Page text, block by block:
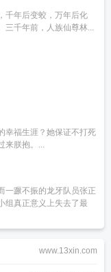
千年后变蛟，万年后化
三千年前，人族仙尊林...
幸福生涯？她保证不打死
来朕抱。...
一蹶不振的龙牙队员张正
组真正意义上失去了最
www.13xin.com